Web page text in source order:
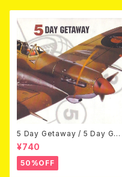
5 Day Getaway / 5 Day Get
away (CDEP)
¥740
50%OFF